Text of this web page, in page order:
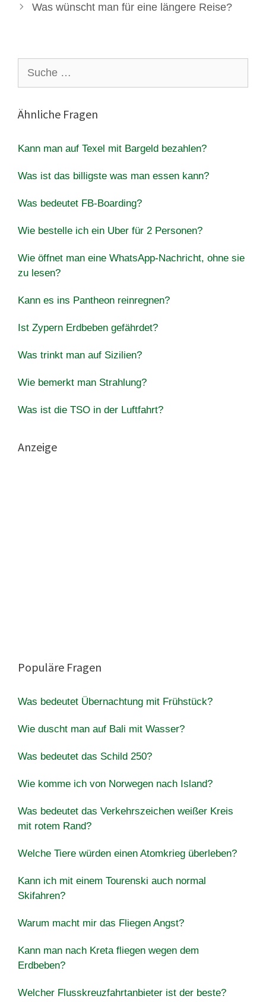
Was wünscht man für eine längere Reise?
nach:
Ähnliche Fragen
Kann man auf Texel mit Bargeld bezahlen?
Was ist das billigste was man essen kann?
Was bedeutet FB-Boarding?
Wie bestelle ich ein Uber für 2 Personen?
Wie öffnet man eine WhatsApp-Nachricht, ohne sie
zu lesen?
Kann es ins Pantheon reinregnen?
Ist Zypern Erdbeben gefährdet?
Was trinkt man auf Sizilien?
Wie bemerkt man Strahlung?
Was ist die TSO in der Luftfahrt?
Anzeige
Populäre Fragen
Was bedeutet Übernachtung mit Frühstück?
Wie duscht man auf Bali mit Wasser?
Was bedeutet das Schild 250?
Wie komme ich von Norwegen nach Island?
Was bedeutet das Verkehrszeichen weißer Kreis
mit rotem Rand?
Welche Tiere würden einen Atomkrieg überleben?
Kann ich mit einem Tourenski auch normal
Skifahren?
Warum macht mir das Fliegen Angst?
Kann man nach Kreta fliegen wegen dem
Erdbeben?
Welcher Flusskreuzfahrtanbieter ist der beste?